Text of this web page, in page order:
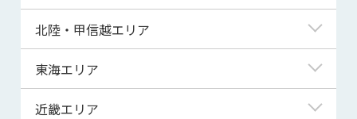
青森県
宮城県
東京都
神奈川県
埼玉県
北陸・甲信越エリア
新潟県
富山県
東海エリア
岐阜県
近畿エリア